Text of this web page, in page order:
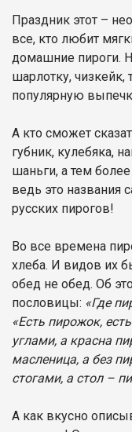
Праздник этот –
все, кто любит
домашние пироги.
шарлотку,
популярную
А кто сможет
губник, кулебяка,
шаньги, а тем
ведь это названия
русских пирогов!
Во все времена
хлеба. И видов их
обед не обед. Об
пословицы: «Где
«Есть пирожок,
углами, а красна
масленица, а без
стогами, а стол –
А как вкусно